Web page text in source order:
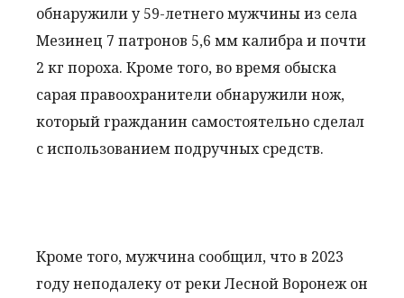
обнаружили у 59-летнего мужчины из села
Мезинец 7 патронов 5,6 мм калибра и почти
2 кг пороха. Кроме того, во время обыска
сарая правоохранители обнаружили нож,
который гражданин самостоятельно сделал
с использованием подручных средств.
Кроме того, мужчина сообщил, что в 2023
году неподалеку от реки Лесной Воронеж он